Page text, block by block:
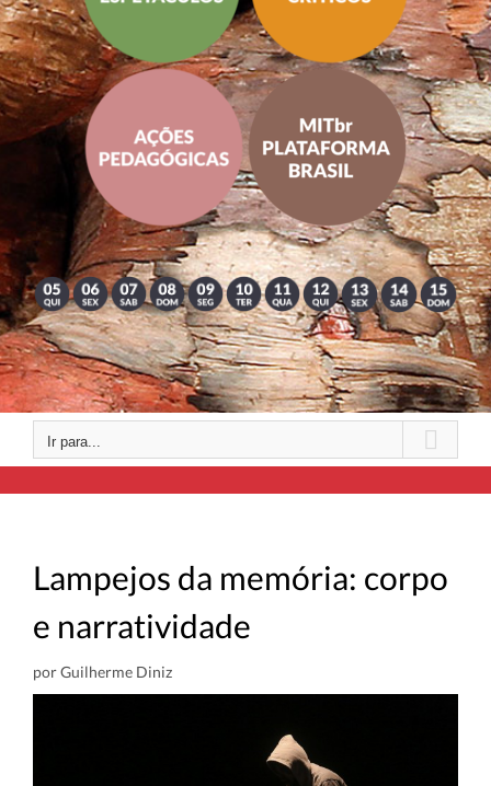
Ir para...
Lampejos da memória: corpo
e narratividade
por Guilherme Diniz